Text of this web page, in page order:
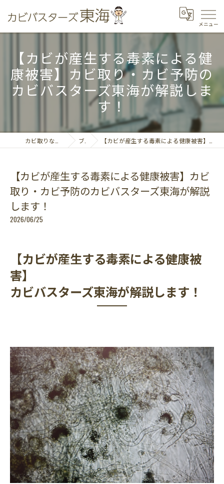
【カビが産生する毒素による健
康被害】カビ取り・カビ予防の
カビバスターズ東海が解説しま
す！
ブログ 【カビが産生する毒素による健康被害】カビ取り・カビ予防のカビバスターズ東海が解説します！
【カビが産生する毒素による健康被害】カビ
取り・カビ予防のカビバスターズ東海が解説
します！
2026/06/25
【カビが産生する毒素による健康被
害】
カビバスターズ東海が解説します！